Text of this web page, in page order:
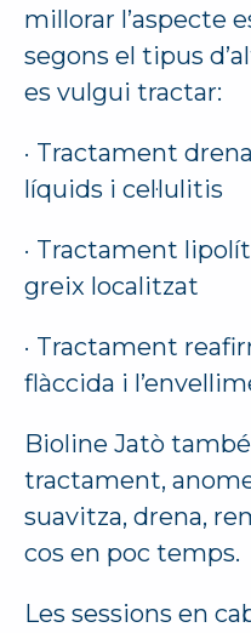
millorar l’aspecte
segons el tipus
es vulgui tractar:
· Tractament
líquids i cel·lulitis
· Tractament
greix localitzat
· Tractament
flàccida i
Bioline Jatò
tractament,
suavitza, drena,
cos en poc temps.
Les sessions en